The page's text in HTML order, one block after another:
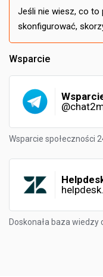
Jeśli nie wiesz, co to
skonfigurować,
Wsparcie
Wsparcie społeczności
Doskonała baza wiedzy